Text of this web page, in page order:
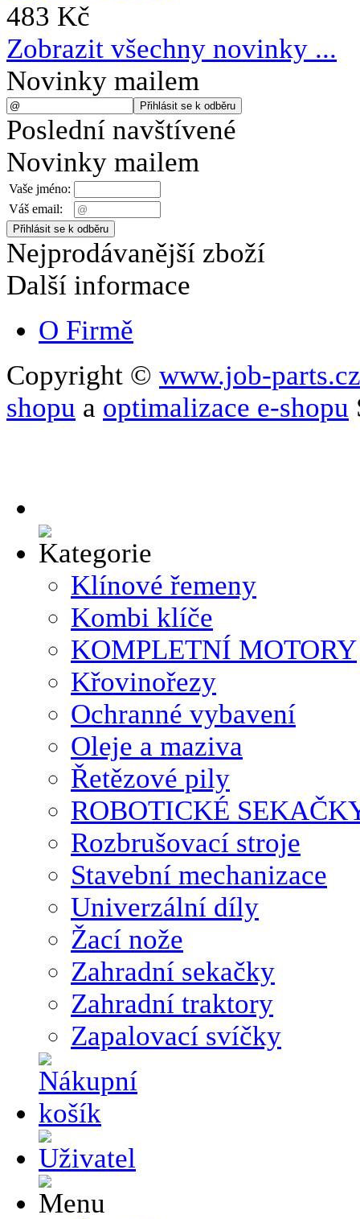
483 Kč
Zobrazit všechny novinky ...
Novinky mailem
Poslední navštívené
Novinky mailem
Vaše jméno:
Váš email:
Nejprodávanější zboží
Další informace
O Firmě
Copyright © www.job-parts.cz
shopu a optimalizace e-shopu
Klínové řemeny
Kombi klíče
KOMPLETNÍ MOTORY
Křovinořezy
Ochranné vybavení
Oleje a maziva
Řetězové pily
ROBOTICKÉ
Rozbrušovací stroje
Stavební mechanizace
Univerzální díly
Žací nože
Zahradní sekačky
Zahradní traktory
Zapalovací svíčky